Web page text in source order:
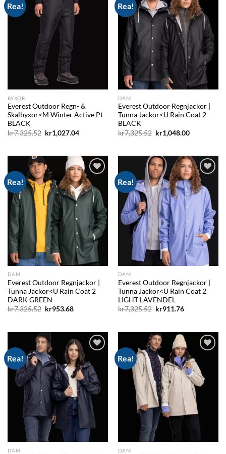
Rea!
BYXOR
Everest Outdoor Regn- &
Skalbyxor<M Winter Active Pt
BLACK
kr7,325.52 Det
ursprungliga
kr7,325.52.
kr1,027.04Det
kr1,027.04.
Rea!
Add to
wishlist
DAM
Everest Outdoor Regnjackor |
Tunna Jackor<U Rain Coat 2
BLACK
kr7,325.52 Det
ursprungliga
kr7,325.52.
kr1,048.00Det
kr1,048.00.
Rea!
Add to
wishlist
DAM
Everest Outdoor Regnjackor |
Tunna Jackor<U Rain Coat 2
DARK GREEN
kr7,325.52 Det
kr7,325.52.
kr953.68Det
kr953.68.
Rea!
Add to
wishlist
DAM
Everest Outdoor Regnjackor |
Tunna Jackor<U Rain Coat 2
LIGHT LAVENDEL
kr7,325.52 Det
kr7,325.52.
kr911.76Det
kr911.76.
Rea!
Add to
wishlist
DAM
Rea!
wishlist
DAM